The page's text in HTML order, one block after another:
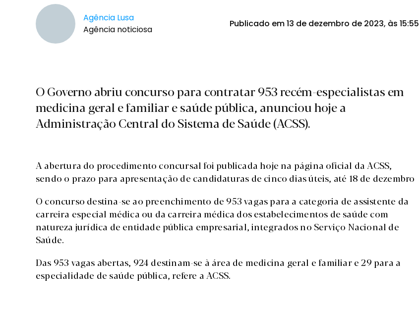
Agência Lusa
Agência noticiosa
Publicado em 13 de dezembro de 2023, às 15:55
O Governo abriu concurso para contratar 953 recém-especialistas em
medicina geral e familiar e saúde pública, anunciou hoje a
Administração Central do Sistema de Saúde (ACSS).
A abertura do procedimento concursal foi publicada hoje na página oficial da ACSS,
sendo o prazo para apresentação de candidaturas de cinco dias úteis, até 18 de dezembro
O concurso destina-se ao preenchimento de 953 vagas para a categoria de assistente da
carreira especial médica ou da carreira médica dos estabelecimentos de saúde com
natureza jurídica de entidade pública empresarial, integrados no Serviço Nacional de
Saúde.
Das 953 vagas abertas, 924 destinam-se à área de medicina geral e familiar e 29 para a
especialidade de saúde pública, refere a ACSS.